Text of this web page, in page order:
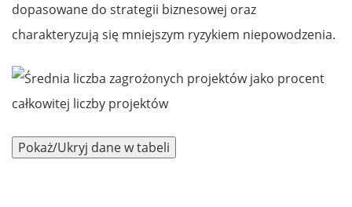
dopasowane do strategii biznesowej oraz
charakteryzują się mniejszym ryzykiem niepowodzenia.